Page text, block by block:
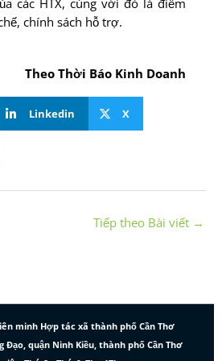
chính sách hỗ trợ.
Theo Thời Báo Kinh Doanh
Linkedin X
Tiếp theo Bài viết →
minh Hợp tác xã thành phố Cần Thơ
Đạo, quận Ninh Kiều, thành phố Cần Thơ